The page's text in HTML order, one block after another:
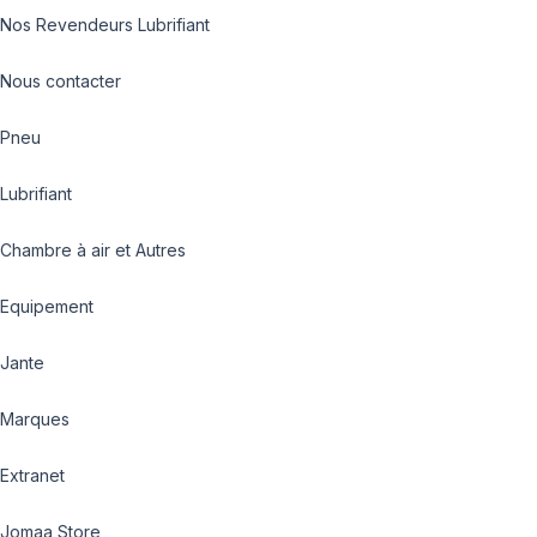
Nos Revendeurs Lubrifiant
Nous contacter
Pneu
Lubrifiant
Chambre à air et Autres
Equipement
Jante
Marques
Extranet
Jomaa Store